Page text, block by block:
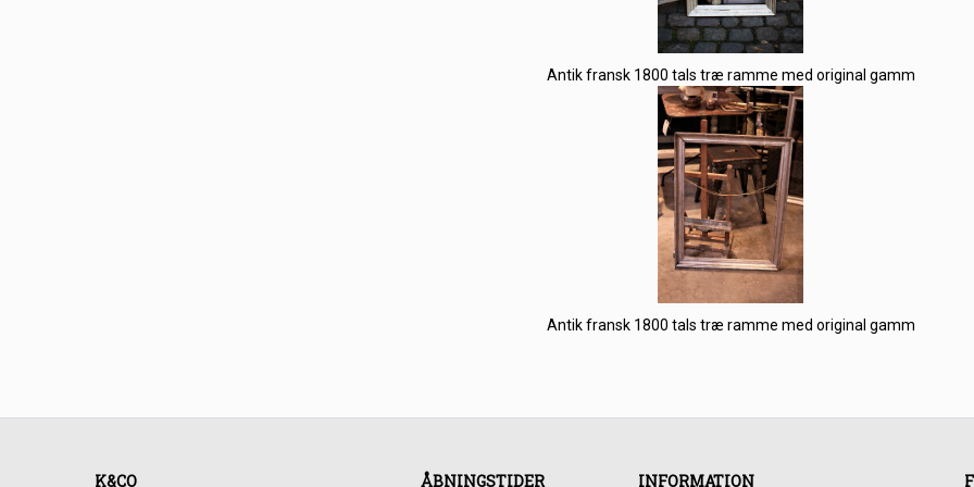
Antik fransk 1800 tals træ ramme med original gamm
Antik fransk 1800 tals træ ramme med original gamm
K&CO ÅBNINGSTIDER INFORMATION